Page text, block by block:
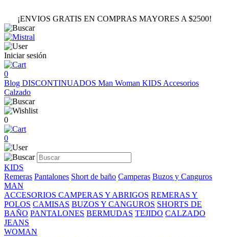
¡ENVIOS GRATIS EN COMPRAS MAYORES A $2500!
Iniciar sesión
0
Blog DISCONTINUADOS Man Woman KIDS Accesorios
Calzado
0
0
KIDS
Remeras Pantalones Short de baño Camperas Buzos y Canguros
MAN
ACCESORIOS CAMPERAS Y ABRIGOS REMERAS Y
POLOS CAMISAS BUZOS Y CANGUROS SHORTS DE
BAÑO PANTALONES BERMUDAS TEJIDO CALZADO
JEANS
WOMAN